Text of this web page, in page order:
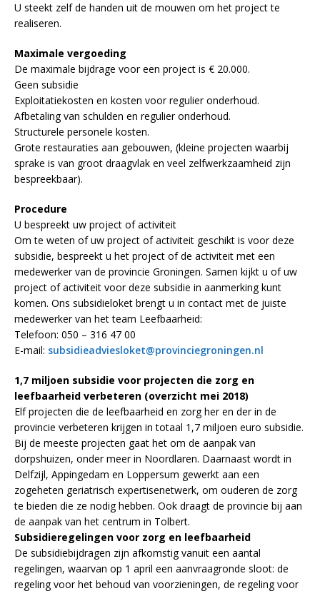
U steekt zelf de handen uit de mouwen om het project te
realiseren.
Maximale vergoeding
De maximale bijdrage voor een project is € 20.000.
Geen subsidie
Exploitatiekosten en kosten voor regulier onderhoud.
Afbetaling van schulden en regulier onderhoud.
Structurele personele kosten.
Grote restauraties aan gebouwen, (kleine projecten waarbij
sprake is van groot draagvlak en veel zelfwerkzaamheid zijn
bespreekbaar).
Procedure
U bespreekt uw project of activiteit
Om te weten of uw project of activiteit geschikt is voor deze
subsidie, bespreekt u het project of de activiteit met een
medewerker van de provincie Groningen. Samen kijkt u of uw
project of activiteit voor deze subsidie in aanmerking kunt
komen. Ons subsidieloket brengt u in contact met de juiste
medewerker van het team Leefbaarheid:
Telefoon: 050 – 316 47 00
E-mail: subsidieadviesloket@provinciegroningen.nl
1,7 miljoen subsidie voor projecten die zorg en
leefbaarheid verbeteren (overzicht mei 2018)
Elf projecten die de leefbaarheid en zorg her en der in de
provincie verbeteren krijgen in totaal 1,7 miljoen euro subsidie.
Bij de meeste projecten gaat het om de aanpak van
dorpshuizen, onder meer in Noordlaren. Daarnaast wordt in
Delfzijl, Appingedam en Loppersum gewerkt aan een
zogeheten geriatrisch expertisenetwerk, om ouderen de zorg
te bieden die ze nodig hebben. Ook draagt de provincie bij aan
de aanpak van het centrum in Tolbert.
Subsidieregelingen voor zorg en leefbaarheid
De subsidiebijdragen zijn afkomstig vanuit een aantal
regelingen, waarvan op 1 april een aanvraagronde sloot: de
regeling voor het behoud van voorzieningen, de regeling voor